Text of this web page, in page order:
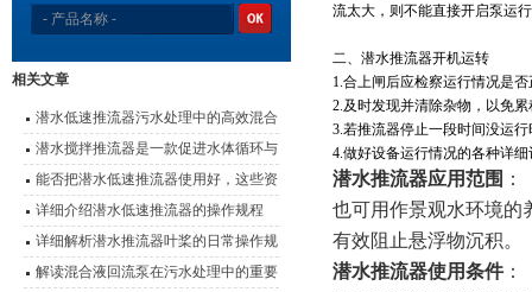
相关文章
潜水低速推流器污水处理中的高效混合
动力
潜水搅拌推流器是一款促进水体循环与
提升环境质量的设备
能否把潜水低速推流器使用好，这些资
料是关键
详细介绍潜水低速推流器的操作规程
详细解析潜水推流器叶桨的日常操作规
程
解读混合液回流泵在污水处理中的重要
流太大，则不能直接开启泵运
二、潜水推流器开机运转
1.合上闸后应检察运行情况是
2.及时发现并清除杂物，以免
3.若推流器停止一段时间没运
4.做好设备运行情况的各种详细
潜水推流器应用范围
也可用作景观水环境的
有效阻止悬浮物沉积
潜水推流器使用条件